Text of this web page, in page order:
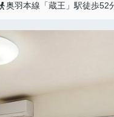
奥羽本線「蔵王」駅徒歩52